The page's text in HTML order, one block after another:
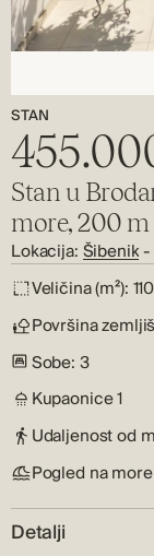
STAN
Stan u
more, 200
Lokacija: Šibenik-
Veličina (m²):
Površina
Sobe: 3
Kupaonice1
Udaljenost od
Pogled na more
Detalji